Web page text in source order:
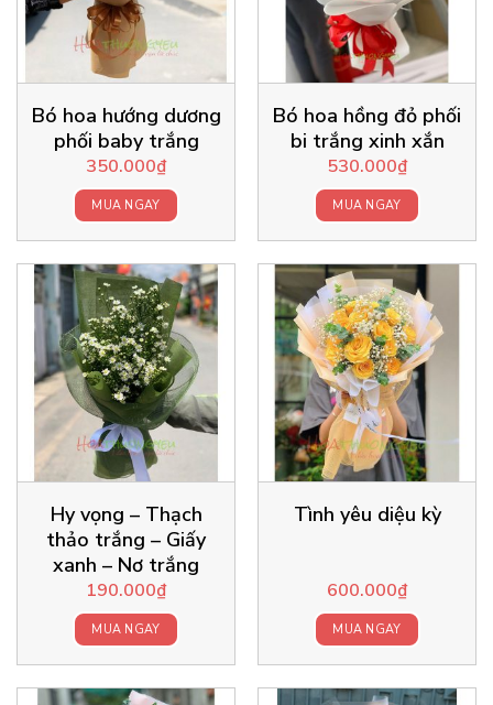
Bó hoa hướng dương
phối baby trắng
350.000₫
MUA NGAY
Bó hoa hồng đỏ phối
bi trắng xinh xắn
530.000₫
MUA NGAY
Hy vọng – Thạch
thảo trắng – Giấy
xanh – Nơ trắng
190.000₫
MUA NGAY
Tình yêu diệu kỳ
600.000₫
MUA NGAY